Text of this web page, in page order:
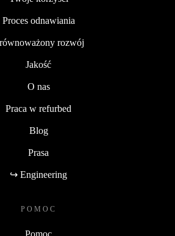
Proces odnawiania
rozwój
Jakość
O nas
Praca w refurbed
Blog
Prasa
↪ Engineering
POMOC